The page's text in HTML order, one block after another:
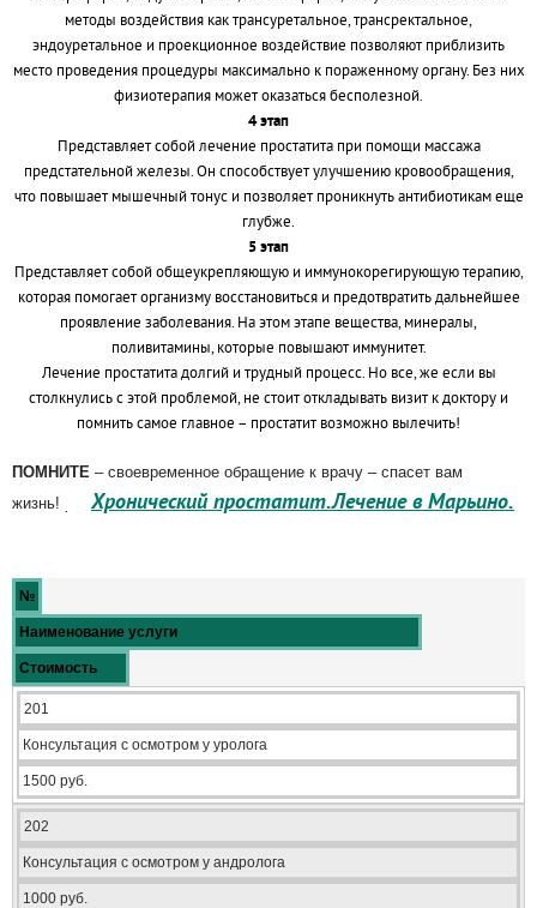
методы воздействия как трансуретальное, трансректальное,
эндоуретальное и проекционное воздействие позволяют приблизить
место проведения процедуры максимально к пораженному органу. Без них
физиотерапия может оказаться бесполезной.
4 этап
Представляет собой лечение простатита при помощи массажа
предстательной железы. Он способствует улучшению кровообращения,
что повышает мышечный тонус и позволяет проникнуть антибиотикам еще
глубже.
5 этап
Представляет собой общеукрепляющую и иммунокорегирующую терапию,
которая помогает организму восстановиться и предотвратить дальнейшее
проявление заболевания. На этом этапе вещества, минералы,
поливитамины, которые повышают иммунитет.
Лечение простатита долгий и трудный процесс. Но все, же если вы
столкнулись с этой проблемой, не стоит откладывать визит к доктору и
помнить самое главное – простатит возможно вылечить!
ПОМНИТЕ – своевременное обращение к врачу – спасет вам
жизнь! . Хронический простатит.Лечение в Марьино.
№
Наименование услуги
Стоимость
201
Консультация с осмотром у уролога
1500 руб.
202
Консультация с осмотром у андролога
1000 руб.